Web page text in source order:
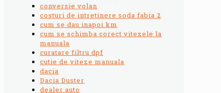
conversie volan
costuri de intretinere soda fabia 2
cum se dau inapoi km
cum se schimba corect vitezele la
manuala
curatare filtru dpf
cutie de viteze manuala
dacia
Dacia Duster
dealer auto